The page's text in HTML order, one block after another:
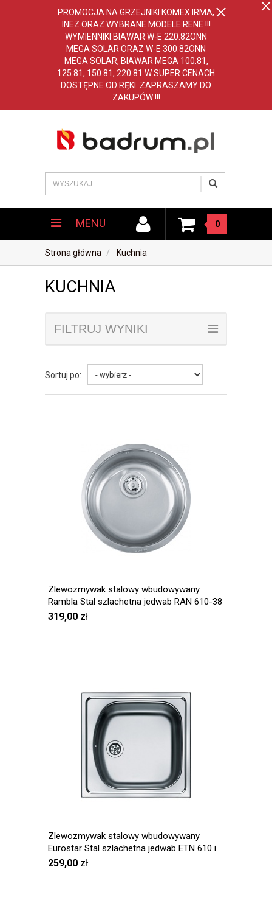
PROMOCJA NA GRZEJNIKI KOMEX IRMA,
INEZ ORAZ WYBRANE MODELE RENE !!!
WYMIENNIKI BIAWAR W-E 220.82ONN
MEGA SOLAR ORAZ W-E 300.82ONN
MEGA SOLAR, BIAWAR MEGA 100.81,
125.81, 150.81, 220.81 W SUPER CENACH
DOSTĘPNE OD RĘKI. ZAPRASZAMY DO
ZAKUPÓW !!!
MENU 0
Strona główna Kuchnia
KUCHNIA
FILTRUJ WYNIKI
Sortuj po:
Zlewozmywak stalowy wbudowywany
Rambla Stal szlachetna jedwab RAN 610-38
N
319,00 zł
Zlewozmywak stalowy wbudowywany
Eurostar Stal szlachetna jedwab ETN 610 i
259,00 zł